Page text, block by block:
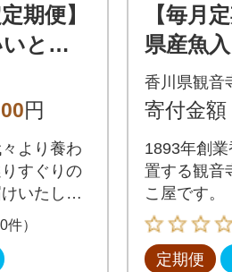
期便】
とこ
・8
・1月・
円
より養わ
すぐりの
いたしま
件）
【毎月
県産魚
鉾】仁
合せ セ
香川県観音
寄付金額
1893年創
置する観音
こ屋です。
定期便